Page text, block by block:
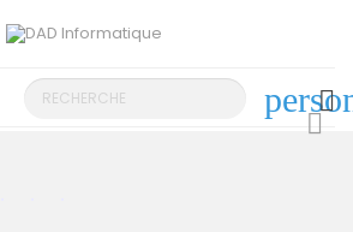
search